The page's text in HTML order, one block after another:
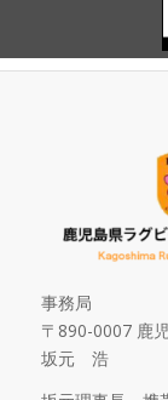
事務局
〒890-0007 鹿
坂元 浩